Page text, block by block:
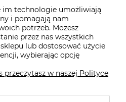
773
im technologie umożliwiają
i pomagają nam
potrzeb. Możesz
przez nas wszystkich
lub dostosować użycie
wybierając opcję
przeczytasz w naszej Polityce